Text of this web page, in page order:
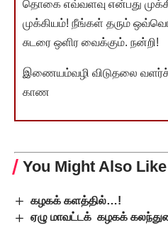
தொகை எவ்வளவு என்பது
முக்கியம்! நீங்கள் தரும்
சுடரை ஒளிர வைக்கும். நன்றி!
இணையம்வழி விடுதலை
காண
You Might Also Like
கழகக் களத்தில்…!
ஏழு மாவட்டக் கழகக்